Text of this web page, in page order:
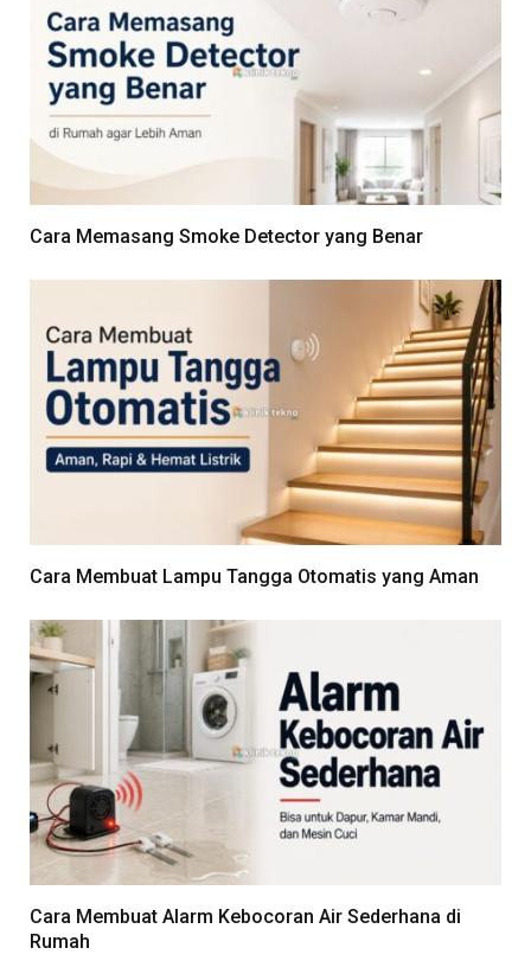
Cara Memasang Smoke Detector yang Benar
Cara Membuat Lampu Tangga Otomatis yang Aman
Cara Membuat Alarm Kebocoran Air Sederhana di
Rumah